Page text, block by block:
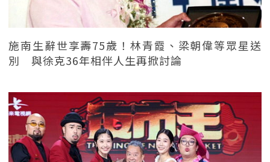
施南生辭世享壽75歲！林青霞、梁朝偉等眾星送
別 與徐克36年相伴人生再掀討論